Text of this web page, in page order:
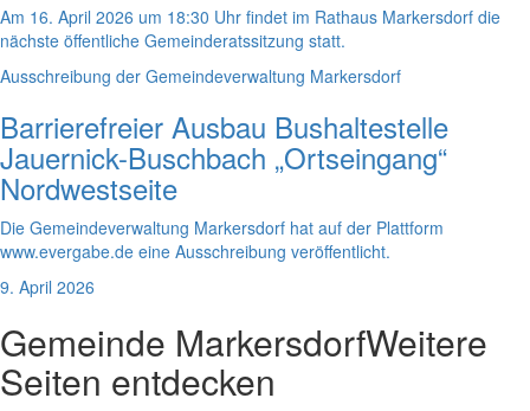
Am 16. April 2026 um 18:30 Uhr findet im Rathaus Markersdorf die
nächste öffentliche Gemeinderatssitzung statt.
Ausschreibung der Gemeindeverwaltung Markersdorf
Barrierefreier Ausbau Bushaltestelle
Jauernick-Buschbach „Ortseingang“
Nordwestseite
Die Gemeindeverwaltung Markersdorf hat auf der Plattform
www.evergabe.de eine Ausschreibung veröffentlicht.
9. April 2026
Gemeinde MarkersdorfWeitere
Seiten entdecken